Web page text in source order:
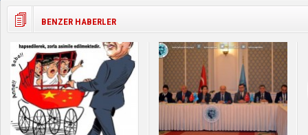
BENZER HABERLER